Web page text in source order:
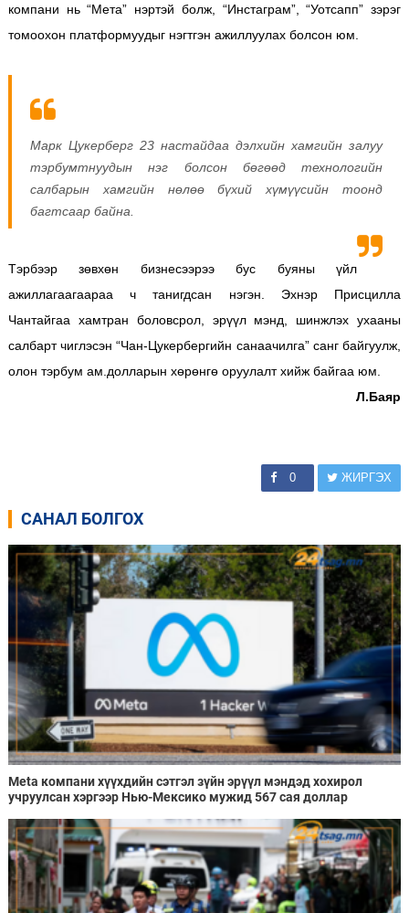
компани нь “Мета” нэртэй болж, “Инстаграм”, “Уотсапп” зэрэг
томоохон платформуудыг нэгтгэн ажиллуулах болсон юм.
Марк Цукерберг 23 настайдаа дэлхийн хамгийн залуу
тэрбумтнуудын нэг болсон бөгөөд технологийн
салбарын хамгийн нөлөө бүхий хүмүүсийн тоонд
багтсаар байна.
Тэрбээр зөвхөн бизнесээрээ бус буяны үйл
ажиллагаагаараа ч танигдсан нэгэн. Эхнэр Присцилла
Чантайгаа хамтран боловсрол, эрүүл мэнд, шинжлэх ухааны
салбарт чиглэсэн “Чан-Цукербергийн санаачилга” санг байгуулж,
олон тэрбум ам.долларын хөрөнгө оруулалт хийж байгаа юм.
Л.Баяр
0 ЖИРГЭХ
САНАЛ БОЛГОХ
Meta компани хүүхдийн сэтгэл зүйн эрүүл мэндэд хохирол
учруулсан хэргээр Нью-Мексико мужид 567 сая доллар